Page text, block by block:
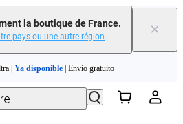
la boutique de France.
pays ou une autre région. ×
| Ya disponible | Envío gratuito
recevez de l'argent pour votre nouvel achat.｜
En savoir plus